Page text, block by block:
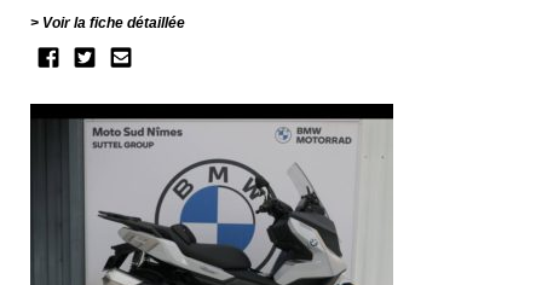
Voir la fiche détaillée